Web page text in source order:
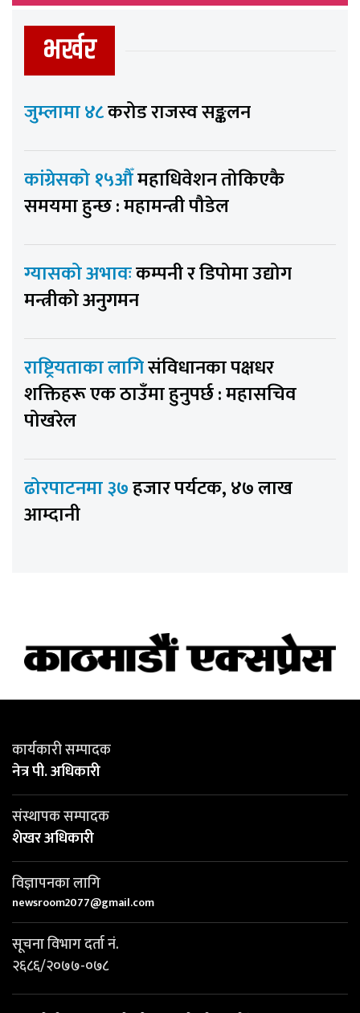
भर्खर
जुम्लामा ४८करोड राजस्व सङ्कलन
कांग्रेसको १५औँमहाधिवेशन तोकिएकै
समयमा हुन्छ : महामन्त्री पौडेल
ग्यासको अभावःकम्पनी र डिपोमा उद्योग
मन्त्रीको अनुगमन
राष्ट्रियताका लागिसंविधानका पक्षधर
शक्तिहरू एक ठाउँमा हुनुपर्छ : महासचिव
पोखरेल
ढोरपाटनमा ३७हजार पर्यटक, ४७ लाख
आम्दानी
कार्यकारी सम्पादक
नेत्र पी. अधिकारी
संस्थापक सम्पादक
शेखर अधिकारी
विज्ञापनका लागि
newsroom2077@gmail.com
सूचना विभाग दर्ता नं.
२६८६/२०७७-०७८